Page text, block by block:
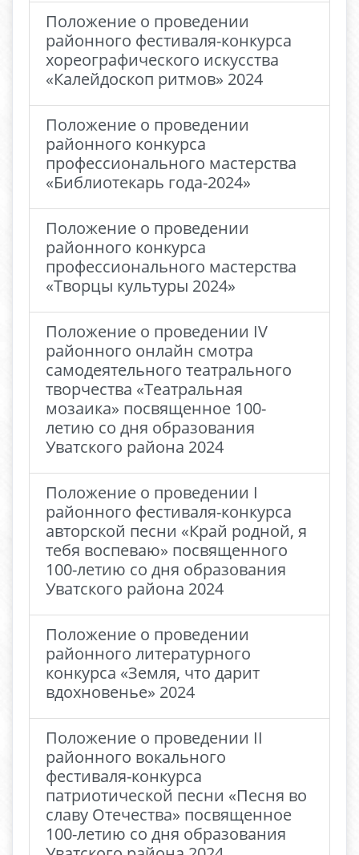
Положение о проведении
районного фестиваля-конкурса
хореографического искусства
«Калейдоскоп ритмов» 2024
Положение о проведении
районного конкурса
профессионального мастерства
«Библиотекарь года-2024»
Положение о проведении
районного конкурса
профессионального мастерства
«Творцы культуры 2024»
Положение о проведении IV
районного онлайн смотра
самодеятельного театрального
творчества «Театральная
мозаика» посвященное 100-
летию со дня образования
Уватского района 2024
Положение о проведении I
районного фестиваля-конкурса
авторской песни «Край родной, я
тебя воспеваю» посвященного
100-летию со дня образования
Уватского района 2024
Положение о проведении
районного литературного
конкурса «Земля, что дарит
вдохновенье» 2024
Положение о проведении II
районного вокального
фестиваля-конкурса
патриотической песни «Песня во
славу Отечества» посвященное
100-летию со дня образования